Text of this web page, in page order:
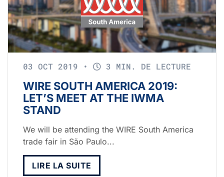
03 OCT 2019 • 3 MIN. DE LECTURE
WIRE SOUTH AMERICA 2019:
LET’S MEET AT THE IWMA
STAND
We will be attending the WIRE South America
trade fair in São Paulo...
LIRE LA SUITE